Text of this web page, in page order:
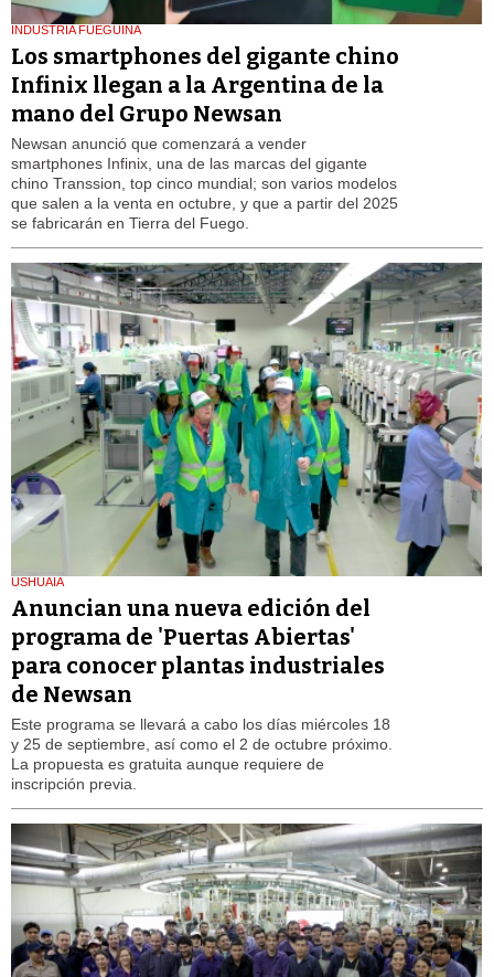
INDUSTRIA FUEGUINA
Los smartphones del gigante chino
Infinix llegan a la Argentina de la
mano del Grupo Newsan
Newsan anunció que comenzará a vender
smartphones Infinix, una de las marcas del gigante
chino Transsion, top cinco mundial; son varios modelos
que salen a la venta en octubre, y que a partir del 2025
se fabricarán en Tierra del Fuego.
USHUAIA
Anuncian una nueva edición del
programa de 'Puertas Abiertas'
para conocer plantas industriales
de Newsan
Este programa se llevará a cabo los días miércoles 18
y 25 de septiembre, así como el 2 de octubre próximo.
La propuesta es gratuita aunque requiere de
inscripción previa.